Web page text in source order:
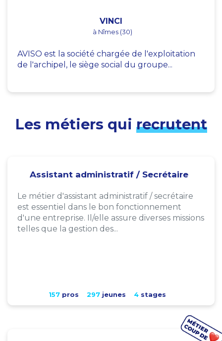
VINCI
à Nîmes (30)
AVISO est la société chargée de l'exploitation
de l'archipel, le siège social du groupe...
Les métiers qui recrutent
Assistant administratif / Secrétaire
Le métier d'assistant administratif / secrétaire
est essentiel dans le bon fonctionnement
d'une entreprise. Il/elle assure diverses missions
telles que la gestion des...
157pros 297jeunes 4stages